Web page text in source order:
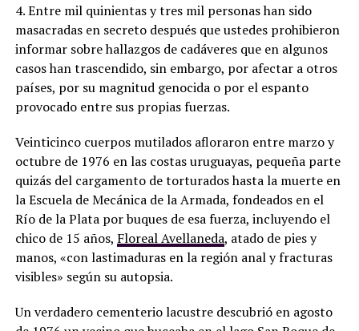
4. Entre mil quinientas y tres mil personas han sido
masacradas en secreto después que ustedes prohibieron
informar sobre hallazgos de cadáveres que en algunos
casos han trascendido, sin embargo, por afectar a otros
países, por su magnitud genocida o por el espanto
provocado entre sus propias fuerzas.
Veinticinco cuerpos mutilados afloraron entre marzo y
octubre de 1976 en las costas uruguayas, pequeña parte
quizás del cargamento de torturados hasta la muerte en
la Escuela de Mecánica de la Armada, fondeados en el
Río de la Plata por buques de esa fuerza, incluyendo el
chico de 15 años, Floreal Avellaneda, atado de pies y
manos, «con lastimaduras en la región anal y fracturas
visibles» según su autopsia.
Un verdadero cementerio lacustre descubrió en agosto